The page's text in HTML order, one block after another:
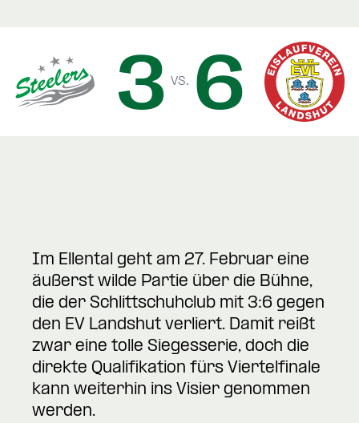
3 vs. 6
Im Ellental geht am 27. Februar eine
äußerst wilde Partie über die Bühne,
die der Schlittschuhclub mit 3:6 gegen
den EV Landshut verliert. Damit reißt
zwar eine tolle Siegesserie, doch die
direkte Qualifikation fürs Viertelfinale
kann weiterhin ins Visier genommen
werden.